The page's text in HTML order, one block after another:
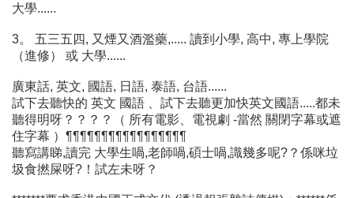
大學......
3。 五三五四, 又煙又酒濫藥,..... 讀到小學, 高中, 專上學院
（進修） 或 大學......
廣東話, 英文, 國語, 日語, 泰語, 台語......
試下去聽快的 英文 國語 、試下去聽更加快英文國語.....都未
聽得明呀？？？？（ 所有電影、電視劇 -當然 關閉字幕或遮
住字幕 ）¶¶¶¶¶¶¶¶¶¶¶¶¶¶¶¶¶
聽寫講睇,讀完 大學生喎,老師喎,碩士喎,識幾多呢?？係咪垃
圾食撚屎呀?！試左未呀？